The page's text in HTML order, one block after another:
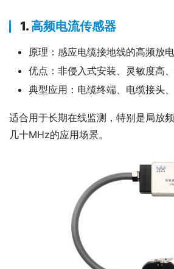
1.高频电流传感器
原理：感应电缆接地线的高频放电
优点：非侵入式安装、灵敏度高、
典型应用：电缆终端、电缆接头、
适合用于长期在线监测，特别是局放
几十MHz的应用场景。